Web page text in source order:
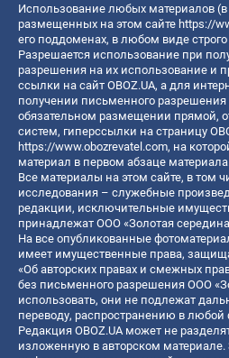
Использование любых материалов
размещенных на этом сайте https://
его поддоменах, в любом виде
Разрешается использование при
разрешения на их использование и
ссылки на сайт OBOZ.UA, а для
получении письменного
обязательном размещении прямой,
систем, гиперссылки на страницу
https://www.obozrevatel.com, на
материал в первом абзаце материала.
Все материалы на этом сайте, в том
исследования – служебные
редакции, исключительные
принадлежат ООО «Золотая
На все опубликованные
имеет имущественные права,
«Об авторских правах и смежных
без письменного разрешения ООО
использовать, они не подлежат
переводу, распространению в любой
Редакция OBOZ.UA может не
изложенную в авторском материале.